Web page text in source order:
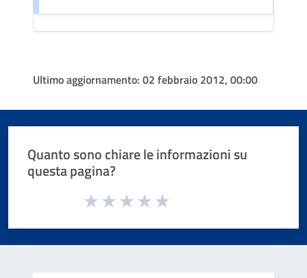
Ultimo aggiornamento: 02 febbraio 2012, 00:00
Quanto sono chiare le informazioni su
questa pagina?
Valuta da 1 a 5 stelle la pagina